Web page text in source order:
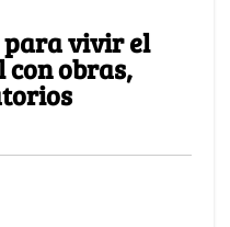
para vivir el
obras,